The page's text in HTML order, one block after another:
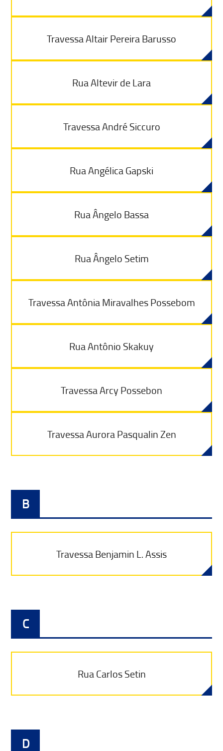
Travessa Altair Pereira Barusso
Rua Altevir de Lara
Travessa André Siccuro
Rua Angélica Gapski
Rua Ângelo Bassa
Rua Ângelo Setim
Travessa Antônia Miravalhes Possebom
Rua Antônio Skakuy
Travessa Arcy Possebon
Travessa Aurora Pasqualin Zen
B
Travessa Benjamin L. Assis
C
Rua Carlos Setin
D